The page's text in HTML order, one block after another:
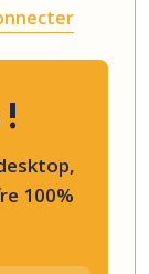
100%